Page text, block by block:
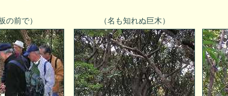
の前で） （名も知れぬ巨木）